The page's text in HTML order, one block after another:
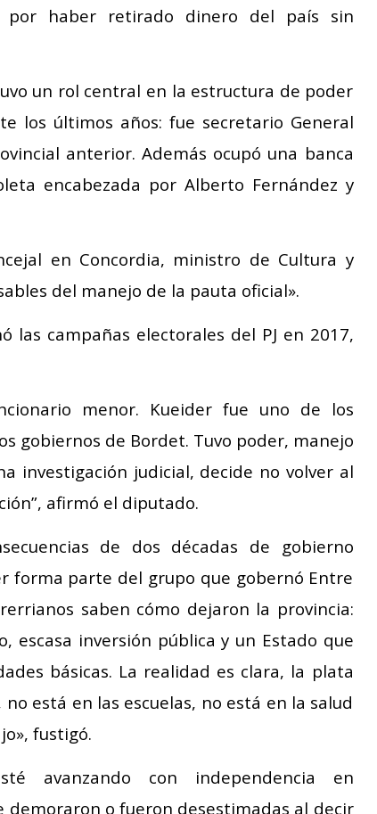
por haber retirado dinero del país sin
un rol central en la estructura de poder
los últimos años: fue secretario General
anterior. Además ocupó una banca
encabezada por Alberto Fernández y
en Concordia, ministro de Cultura y
del manejo de la pauta oficial».
las campañas electorales del PJ en 2017,
menor. Kueider fue uno de los
gobiernos de Bordet. Tuvo poder, manejo
investigación judicial, decide no volver al
afirmó el diputado.
de dos décadas de gobierno
forma parte del grupo que gobernó Entre
saben cómo dejaron la provincia:
escasa inversión pública y un Estado que
básicas. La realidad es clara, la plata
está en las escuelas, no está en la salud
fustigó.
avanzando con independencia en
demoraron o fueron desestimadas al decir